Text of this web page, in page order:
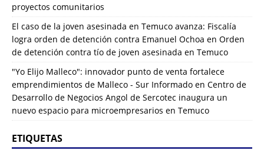
proyectos comunitarios
El caso de la joven asesinada en Temuco avanza: Fiscalía
logra orden de detención contra Emanuel Ochoa en Orden
de detención contra tío de joven asesinada en Temuco
"Yo Elijo Malleco": innovador punto de venta fortalece
emprendimientos de Malleco - Sur Informado en Centro de
Desarrollo de Negocios Angol de Sercotec inaugura un
nuevo espacio para microempresarios en Temuco
ETIQUETAS